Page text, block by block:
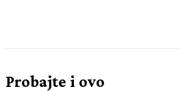
Probajte i ovo